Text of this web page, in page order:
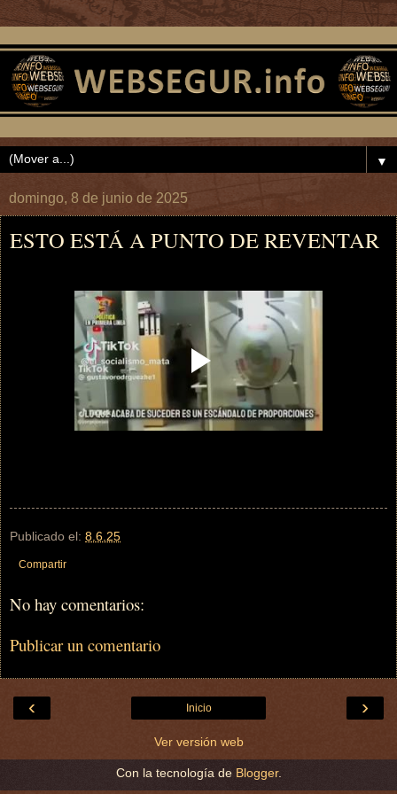
▼
domingo, 8 de junio de 2025
ESTO ESTÁ A PUNTO DE REVENTAR
Publicado el: 8.6.25
Compartir
No hay comentarios:
Publicar un comentario
‹ ›
Inicio
Ver versión web
Con la tecnología de Blogger.